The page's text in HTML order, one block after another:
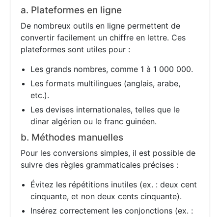
a. Plateformes en ligne
De nombreux outils en ligne permettent de
convertir facilement un chiffre en lettre. Ces
plateformes sont utiles pour :
Les grands nombres, comme 1 à 1 000 000.
Les formats multilingues (anglais, arabe,
etc.).
Les devises internationales, telles que le
dinar algérien ou le franc guinéen.
b. Méthodes manuelles
Pour les conversions simples, il est possible de
suivre des règles grammaticales précises :
Évitez les répétitions inutiles (ex. : deux cent
cinquante, et non deux cents cinquante).
Insérez correctement les conjonctions (ex. :